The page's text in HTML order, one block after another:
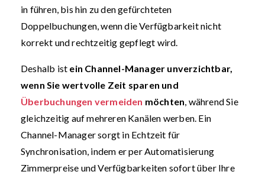
in führen, bis hin zu den gefürchteten
Doppelbuchungen, wenn die Verfügbarkeit nicht
korrekt und rechtzeitig gepflegt wird.
Deshalb ist ein Channel-Manager unverzichtbar,
wenn Sie wertvolle Zeit sparen und
Überbuchungen vermeiden möchten, während Sie
gleichzeitig auf mehreren Kanälen werben. Ein
Channel-Manager sorgt in Echtzeit für
Synchronisation, indem er per Automatisierung
Zimmerpreise und Verfügbarkeiten sofort über Ihre